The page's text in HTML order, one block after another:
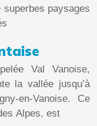
paysages
Val Vanoise,
la vallée jusqu’à
en-Vanoise. Ce
Alpes, est